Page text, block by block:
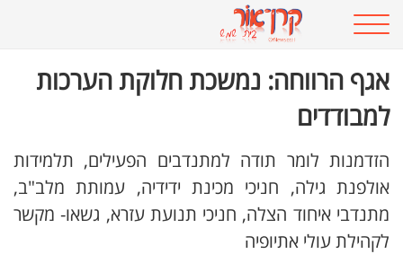
אגף הרווחה: נמשכת חלוקת הערכות
למבודדים
הזדמנות לומר תודה למתנדבים הפעילים, תלמידות
אולפנת גילה, חניכי מכינת ידידיה, עמותת מלב"ב,
מתנדבי איחוד הצלה, חניכי תנועת עזרא, גשאו- מקשר
לקהילת עולי אתיופיה